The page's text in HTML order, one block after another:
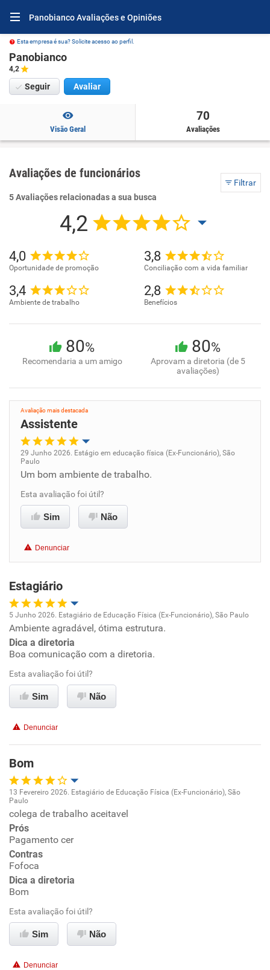
Panobianco Avaliações e Opiniões
Esta empresa é sua? Solicite acesso ao perfil.
Panobianco
4,2
Seguir Avaliar
Visão Geral
70
Avaliações
Avaliações de funcionários
Filtrar
5 Avaliações relacionadas a sua busca
4,2
4,0
Oportunidade de promoção
3,8
Conciliação com a vida familiar
3,4
Ambiente de trabalho
2,8
Benefícios
80%
Recomendaria a um amigo
80%
Aprovam a diretoria (de 5
avaliações)
Avaliação mais destacada
Assistente
Oportunidade de promoção
Ambiente de trabalho
Conciliação com a vida familiar
Recomenda esta empresa
Recomenda a diretoria
29 Junho 2026. Estágio em educação física (Ex-Funcionário), São
Paulo
Um bom ambiente de trabalho.
Esta avaliação foi útil?
Sim Não
Denunciar
Estagiário
Oportunidade de promoção
Ambiente de trabalho
Conciliação com a vida familiar
5 Junho 2026. Estagiário de Educação Física (Ex-Funcionário), São Paulo
Ambiente agradável, ótima estrutura.
Dica a diretoria
Boa comunicação com a diretoria.
Esta avaliação foi útil?
Sim Não
Denunciar
Bom
Oportunidade de promoção
Ambiente de trabalho
Conciliação com a vida familiar
Benefícios
Recomenda a diretoria
13 Fevereiro 2026. Estagiário de Educação Física (Ex-Funcionário), São
Paulo
colega de trabalho aceitavel
Prós
Pagamento cer
Contras
Fofoca
Dica a diretoria
Bom
Esta avaliação foi útil?
Sim Não
Denunciar